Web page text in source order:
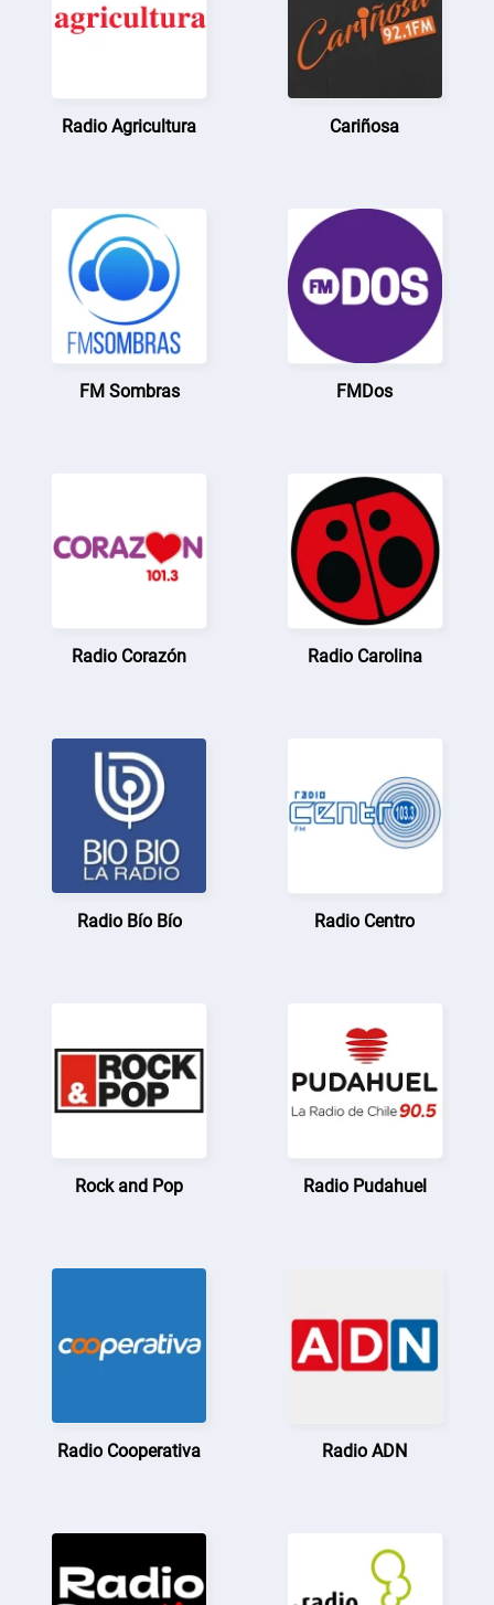
Radio Agricultura Cariñosa
FM Sombras FMDos
Radio Corazón Radio Carolina
Radio Bío Bío Radio Centro
Rock and Pop Radio Pudahuel
Radio Cooperativa Radio ADN